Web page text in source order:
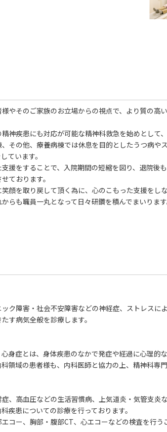
やそのご家族のお立場からの視点で、より質の高
神疾患にも対応が可能な精神科救急を始めとして
その他、療養病棟では休息を目的としたうつ病や
ています。
援をすることで、入院期間の短縮を図り、退院後
ております。
顔を取り戻して頂く為に、心のこもった支援をし
らも職員一丸となって日々研鑽を積んでまいります
ク障害・社会不安障害などの神経症、ストレスに
す病気全般を診療します。
身症とは、身体疾患のなかで発症や経過に心理的
領域の患者様も、内科医師と協力の上、精神科専門
、高血圧などの生活習慣病、上気道炎・気管支炎
疾患についての診療を行っております。
コー、胸部・腹部CT、心エコーなどの検査を行う